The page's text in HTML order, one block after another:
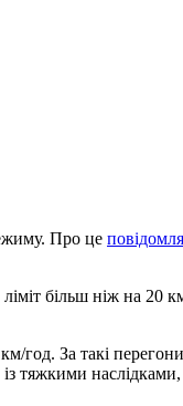
Про це
більш ніж на 20
год. За такі
тяжкими наслідками,